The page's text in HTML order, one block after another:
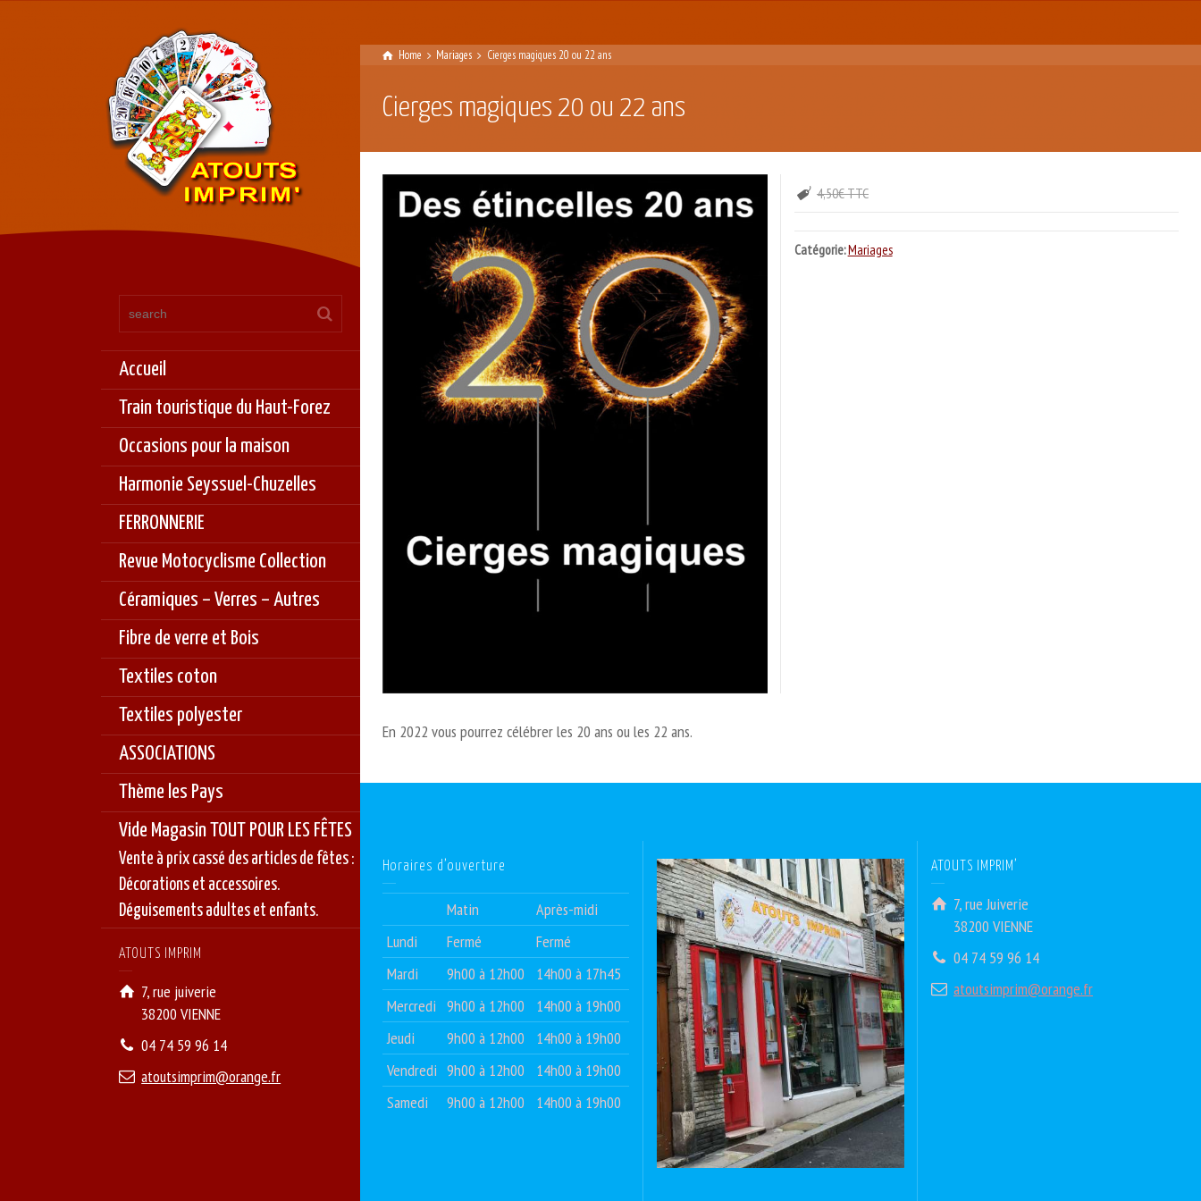
Accueil
Train touristique du Haut-Forez
Occasions pour la maison
Harmonie Seyssuel-Chuzelles
FERRONNERIE
Revue Motocyclisme Collection
Céramiques – Verres – Autres
Fibre de verre et Bois
Textiles coton
Textiles polyester
ASSOCIATIONS
Thème les Pays
Vide Magasin TOUT POUR LES FÊTES
Vente à prix cassé des articles de fêtes :
Décorations et accessoires.
Déguisements adultes et enfants.
ATOUTS IMPRIM
7, rue juiverie
38200 VIENNE
04 74 59 96 14
atoutsimprim@orange.fr
Home Mariages Cierges magiques 20 ou 22 ans
Cierges magiques 20 ou 22 ans
4,50€ TTC
Catégorie:Mariages
En 2022 vous pourrez célébrer les 20 ans ou les 22 ans.
Horaires d’ouverture
Matin
Après-midi
Lundi
Fermé
Fermé
Mardi
9h00 à 12h00
14h00 à 17h45
Mercredi 9h00 à 12h00
14h00 à 19h00
Jeudi
9h00 à 12h00
14h00 à 19h00
Vendredi 9h00 à 12h00
14h00 à 19h00
Samedi
9h00 à 12h00 14h00 à 19h00
ATOUTS IMPRIM’
7, rue Juiverie
38200 VIENNE
04 74 59 96 14
atoutsimprim@orange.fr